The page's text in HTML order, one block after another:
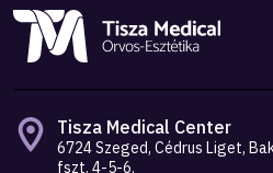
Tisza Medical Center
6724 Szeged, Cédrus Liget,
fszt. 4-5-6.